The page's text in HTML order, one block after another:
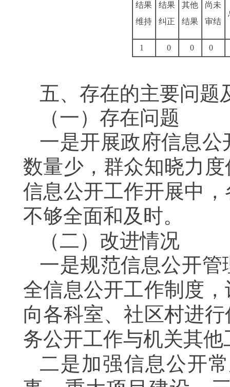
结果
维持
结果
纠正
其他
结果
尚未
审结
1 0 0 0
五、存在的主要问题
（一）存在问题
一是开展政府信息公
数量少， 群众知晓力度
信息公开工作开展中
不够全面和及时。
（二）改进情况
一是规范信息公开
全信息公开工作制度 ，
向各科室、社区村进
务公开工作与机关其他
二是加强信息公开